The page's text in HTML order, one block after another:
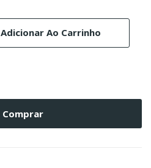
Adicionar Ao Carrinho
Comprar